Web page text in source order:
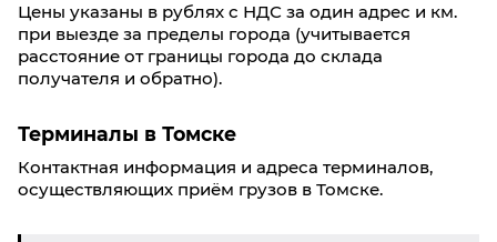
Цены указаны в рублях с НДС за один адрес и км.
при выезде за пределы города (учитывается
расстояние от границы города до склада
получателя и обратно).
Терминалы в Томске
Контактная информация и адреса терминалов,
осуществляющих приём грузов в Томске.